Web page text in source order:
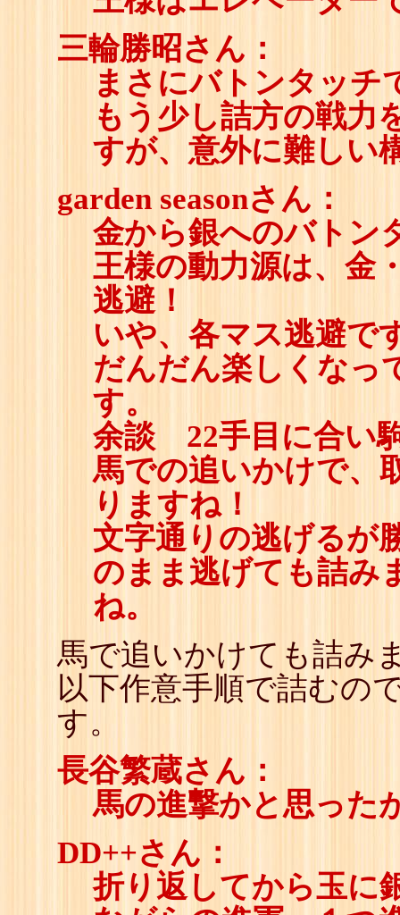
三輪勝昭さん：
まさにバトンタッチ
もう少し詰方の戦力
すが、意外に難しい
garden seasonさん：
金から銀へのバトン
王様の動力源は、金
逃避！
いや、各マス逃避で
だんだん楽しくなっ
す。
余談 22手目に合い
馬での追いかけで、
りますね！
文字通りの逃げるが
のまま逃げても詰み
ね。
馬で追いかけても詰み
以下作意手順で詰むの
す。
長谷繁蔵さん：
馬の進撃かと思った
DD++さん：
折り返してから玉に